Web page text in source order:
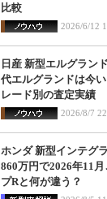
比較
2026/6/12
日産 新型エルグラン
代エルグランドは今
レード別の査定実績
2026/8/7
ホンダ 新型インテグ
860万円で2026年11
プRと何が違う？